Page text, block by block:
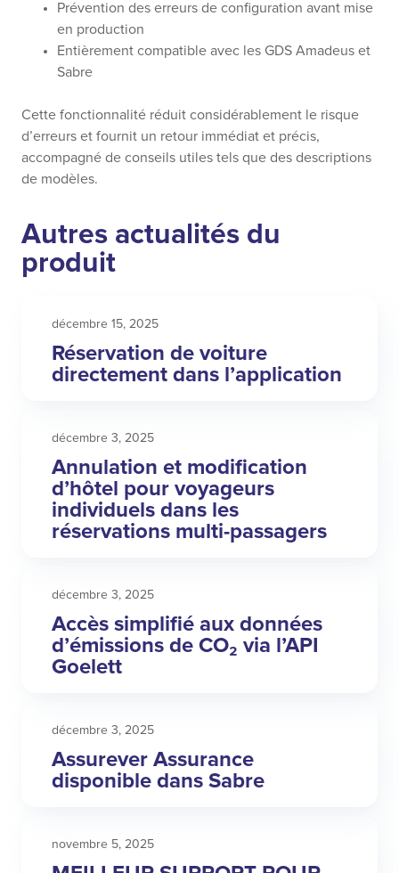
Prévention des erreurs de configuration avant mise
en production
Entièrement compatible avec les GDS Amadeus et
Sabre
Cette fonctionnalité réduit considérablement le risque
d’erreurs et fournit un retour immédiat et précis,
accompagné de conseils utiles tels que des descriptions
de modèles.
Autres actualités du
produit
décembre 15, 2025
Réservation de voiture
directement dans l’application
décembre 3, 2025
Annulation et modification
d’hôtel pour voyageurs
individuels dans les
réservations multi-passagers
décembre 3, 2025
Accès simplifié aux données
d’émissions de CO₂ via l’API
Goelett
décembre 3, 2025
Assurever Assurance
disponible dans Sabre
novembre 5, 2025